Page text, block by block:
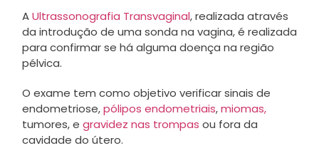
AUltrassonografia Transvaginal, realizada através
da introdução de uma sonda na vagina, é realizada
para confirmar se há alguma doença na região
pélvica.
O exame tem como objetivo verificar sinais de
endometriose,pólipos endometriais,miomas,
tumores, e gravidez nas trompas ou fora da
cavidade do útero.